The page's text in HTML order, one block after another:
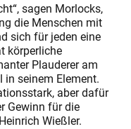
sagen Morlocks,
die Menschen mit
sich für jeden eine
körperliche
Plauderer am
in seinem Element.
aber dafür
Gewinn für die
Wießler.